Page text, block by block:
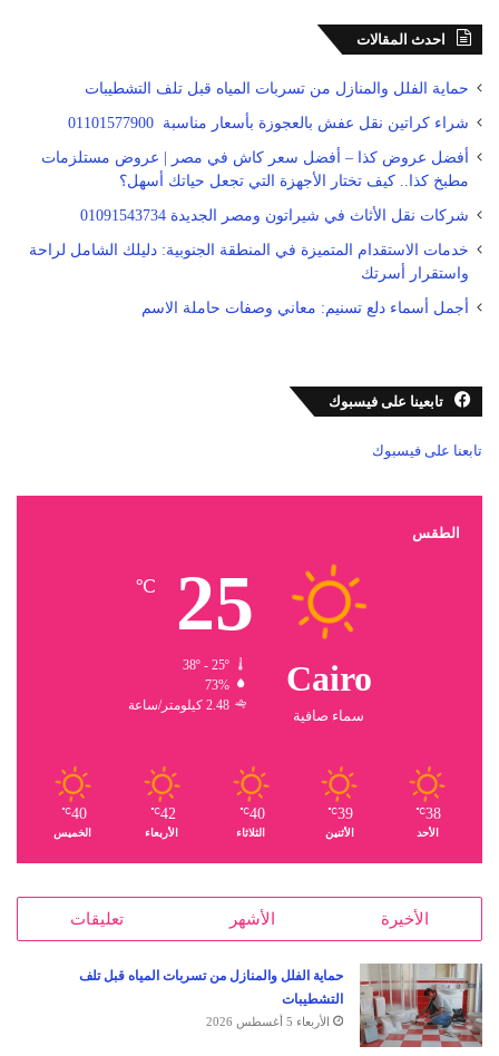
احدث المقالات
حماية الفلل والمنازل من تسربات المياه قبل تلف التشطيبات
شراء كراتين نقل عفش بالعجوزة بأسعار مناسبة 01101577900
أفضل عروض كذا – أفضل سعر كاش في مصر | عروض مستلزمات
مطبخ كذا.. كيف تختار الأجهزة التي تجعل حياتك أسهل؟
شركات نقل الأثاث في شيراتون ومصر الجديدة 01091543734
خدمات الاستقدام المتميزة في المنطقة الجنوبية: دليلك الشامل لراحة
واستقرار أسرتك
أجمل أسماء دلع تسنيم: معاني وصفات حاملة الاسم
تابعينا على فيسبوك
تابعنا على فيسبوك
الطقس
Cairo
سماء صافية
25
℃
38º - 25º
73%
2.48 كيلومتر/ساعة
38
℃
الأحد
39
℃
الأثنين
40
℃
الثلاثاء
42
℃
الأربعاء
40
℃
الخميس
الأخيرة الأشهر تعليقات
حماية الفلل والمنازل من تسربات المياه قبل تلف
التشطيبات
الأربعاء 5 أغسطس 2026